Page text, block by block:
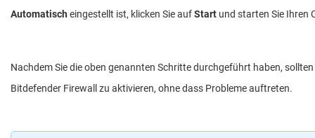
Automatisch eingestellt ist, klicken Sie aufStart und starten Sie Ihren
Nachdem Sie die oben genannten Schritte durchgeführt haben, sollten
Bitdefender Firewall zu aktivieren, ohne dass Probleme auftreten.